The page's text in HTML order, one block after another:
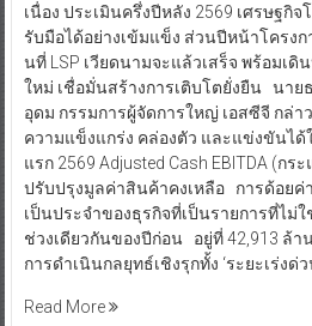
เนื่อง ประเมินครึ่งปีหลัง 2569 เศรษฐกิ
รับมือได้อย่างเข้มแข็ง ส่วนปีหน้าโครงก
นที่ LSP เวียดนามจะแล้วเสร็จ พร้อมเ
ใหม่ เชื่อมั่นสร้างการเติบโตยั่งยืน นาย
อุดม กรรมการผู้จัดการใหญ่ เอสซีจี กล่า
ความแข็งแกร่ง คล่องตัว และแข่งขันไ
แรก 2569 Adjusted Cash EBITDA (กร
ปรับปรุงมูลค่าสินค้าคงเหลือ การด้อยค่
เป็นประจำของธุรกิจที่เป็นรายการที่ไม่
ช่วงเดียวกันของปีก่อน อยู่ที่ 42,913 ล้า
การดำเนินกลยุทธ์เชิงรุกทั้ง ‘ระยะเร่งด่ว
Read More